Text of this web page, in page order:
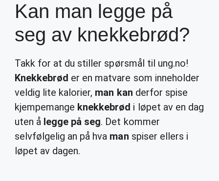
Kan man legge på
seg av knekkebrød?
Takk for at du stiller spørsmål til ung.no!
Knekkebrød er en matvare som inneholder
veldig lite kalorier, man kan derfor spise
kjempemange knekkebrød i løpet av en dag
uten å legge på seg. Det kommer
selvfølgelig an på hva man spiser ellers i
løpet av dagen.